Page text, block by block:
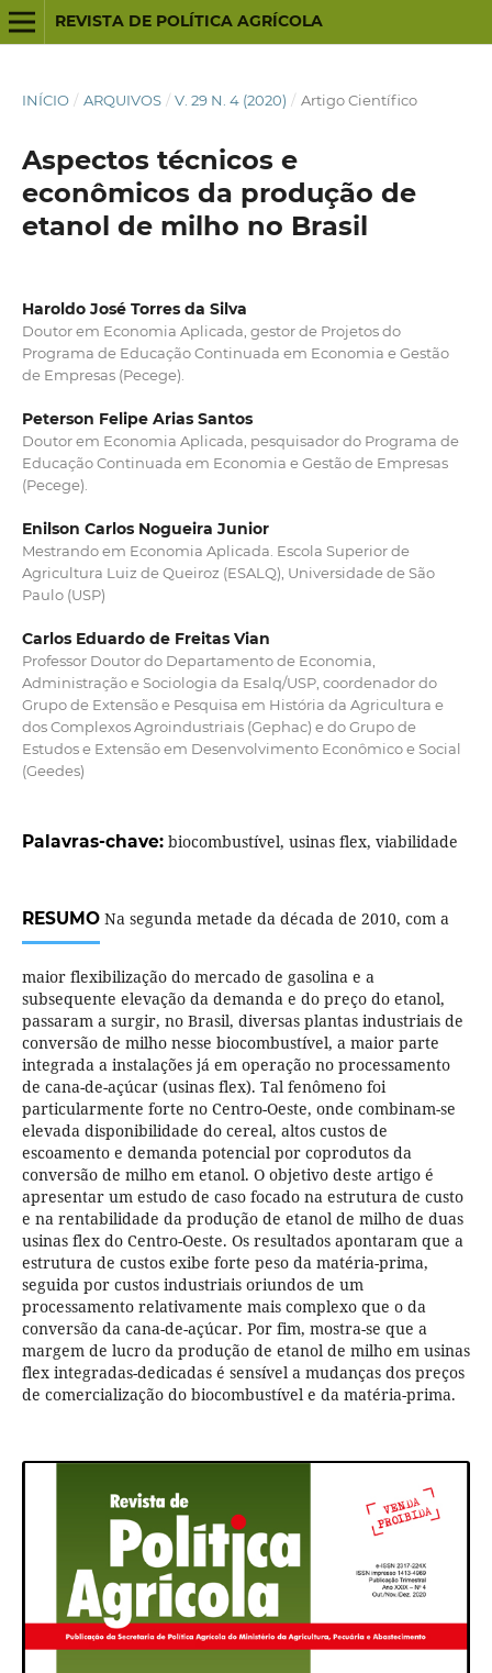
REVISTA DE POLÍTICA AGRÍCOLA
INÍCIO / ARQUIVOS / V. 29 N. 4 (2020) / Artigo Científico
Aspectos técnicos e
econômicos da produção de
etanol de milho no Brasil
Haroldo José Torres da Silva
Doutor em Economia Aplicada, gestor de Projetos do
Programa de Educação Continuada em Economia e Gestão
de Empresas (Pecege).
Peterson Felipe Arias Santos
Doutor em Economia Aplicada, pesquisador do Programa de
Educação Continuada em Economia e Gestão de Empresas
(Pecege).
Enilson Carlos Nogueira Junior
Mestrando em Economia Aplicada. Escola Superior de
Agricultura Luiz de Queiroz (ESALQ), Universidade de São
Paulo (USP)
Carlos Eduardo de Freitas Vian
Professor Doutor do Departamento de Economia,
Administração e Sociologia da Esalq/USP, coordenador do
Grupo de Extensão e Pesquisa em História da Agricultura e
dos Complexos Agroindustriais (Gephac) e do Grupo de
Estudos e Extensão em Desenvolvimento Econômico e Social
(Geedes)
Palavras-chave: biocombustível, usinas flex, viabilidade
RESUMONa segunda metade da década de 2010, com a
maior flexibilização do mercado de gasolina e a
subsequente elevação da demanda e do preço do etanol,
passaram a surgir, no Brasil, diversas plantas industriais de
conversão de milho nesse biocombustível, a maior parte
integrada a instalações já em operação no processamento
de cana-de-açúcar (usinas flex). Tal fenômeno foi
particularmente forte no Centro-Oeste, onde combinam-se
elevada disponibilidade do cereal, altos custos de
escoamento e demanda potencial por coprodutos da
conversão de milho em etanol. O objetivo deste artigo é
apresentar um estudo de caso focado na estrutura de custo
e na rentabilidade da produção de etanol de milho de duas
usinas flex do Centro-Oeste. Os resultados apontaram que a
estrutura de custos exibe forte peso da matéria-prima,
seguida por custos industriais oriundos de um
processamento relativamente mais complexo que o da
conversão da cana-de-açúcar. Por fim, mostra-se que a
margem de lucro da produção de etanol de milho em usinas
flex integradas-dedicadas é sensível a mudanças dos preços
de comercialização do biocombustível e da matéria-prima.